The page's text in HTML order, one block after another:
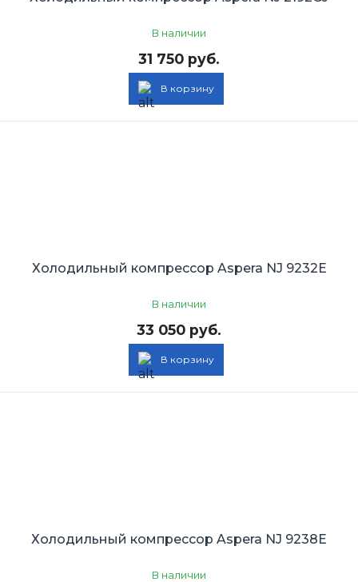
В наличии
31 750 руб.
В корзину
Холодильный компрессор Aspera NJ 9232E
В наличии
33 050 руб.
В корзину
Холодильный компрессор Aspera NJ 9238E
В наличии